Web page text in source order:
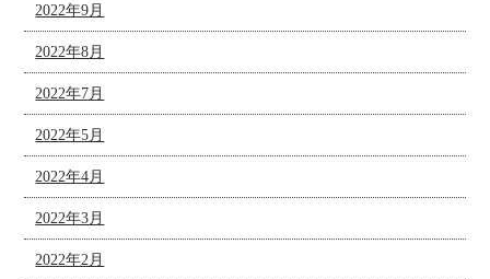
2022年9月
2022年8月
2022年7月
2022年5月
2022年4月
2022年3月
2022年2月